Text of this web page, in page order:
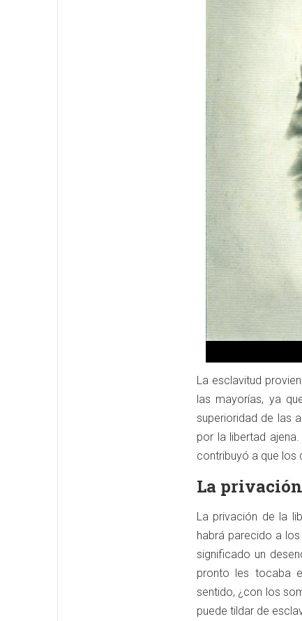
La esclavitud
las mayorías, ya
superioridad de las
por la libertad
contribuyó a que los
La
La privación de la
habrá parecido a
significado un
pronto les tocaba
sentido, ¿con los
puede tildar de